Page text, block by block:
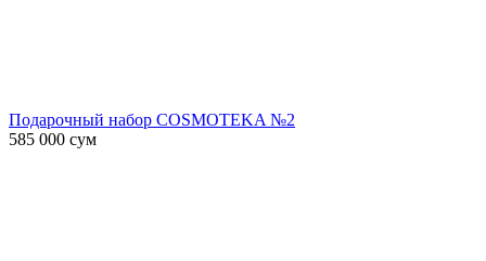
Подарочный набор COSMOTEKA №2
585 000 сум